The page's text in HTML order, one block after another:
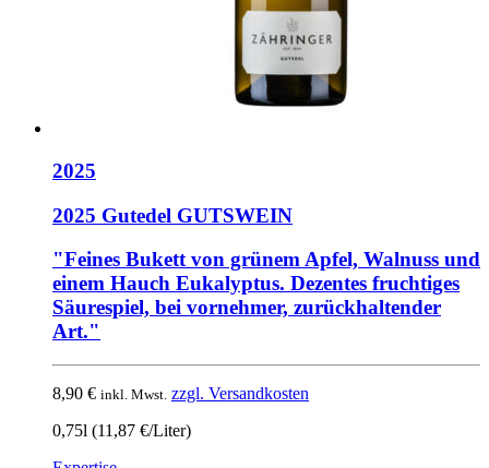
2025
2025 Gutedel GUTSWEIN
"Feines Bukett von grünem Apfel, Walnuss und
einem Hauch Eukalyptus. Dezentes fruchtiges
Säurespiel, bei vornehmer, zurückhaltender
Art."
8,90 € inkl. Mwst. zzgl. Versandkosten
0,75l (11,87 €/Liter)